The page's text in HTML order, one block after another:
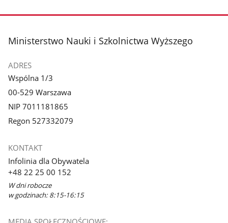
stopka
Ministerstwo Nauki i Szkolnictwa Wyższego
ADRES
Wspólna 1/3
00-529 Warszawa
NIP 7011181865
Regon 527332079
KONTAKT
Infolinia dla Obywatela
+48 22 25 00 152
W dni robocze
w godzinach: 8:15-16:15